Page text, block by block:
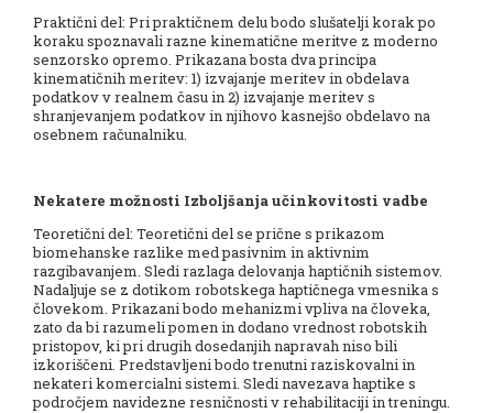
Praktični del: Pri praktičnem delu bodo slušatelji korak po
koraku spoznavali razne kinematične meritve z moderno
senzorsko opremo. Prikazana bosta dva principa
kinematičnih meritev: 1) izvajanje meritev in obdelava
podatkov v realnem času in 2) izvajanje meritev s
shranjevanjem podatkov in njihovo kasnejšo obdelavo na
osebnem računalniku.
Nekatere možnosti Izboljšanja učinkovitosti vadbe
Teoretični del: Teoretični del se prične s prikazom
biomehanske razlike med pasivnim in aktivnim
razgibavanjem. Sledi razlaga delovanja haptičnih sistemov.
Nadaljuje se z dotikom robotskega haptičnega vmesnika s
človekom. Prikazani bodo mehanizmi vpliva na človeka,
zato da bi razumeli pomen in dodano vrednost robotskih
pristopov, ki pri drugih dosedanjih napravah niso bili
izkoriščeni. Predstavljeni bodo trenutni raziskovalni in
nekateri komercialni sistemi. Sledi navezava haptike s
področjem navidezne resničnosti v rehabilitaciji in treningu.